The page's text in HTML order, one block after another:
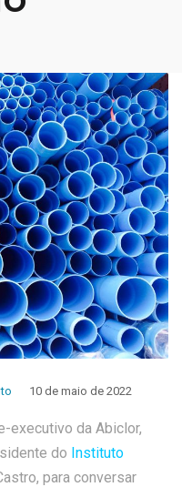
10 de maio de 2022
executivo da Abiclor,
do Instituto
para conversar